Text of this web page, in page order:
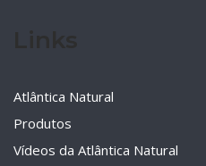
Atlântica Natural
Produtos
Vídeos da Atlântica Natural